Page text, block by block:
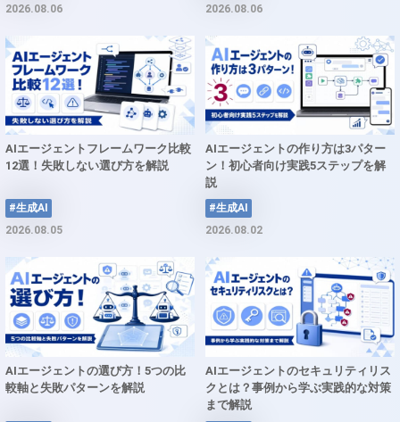
2026.08.06 2026.08.06
AIエージェントフレームワーク比較
12選！失敗しない選び方を解説
#生成AI
2026.08.05
AIエージェントの作り方は3パター
ン！初心者向け実践5ステップを解
説
#生成AI
2026.08.02
AIエージェントの選び方！5つの比
較軸と失敗パターンを解説
AIエージェントのセキュリティリス
クとは？事例から学ぶ実践的な対策
まで解説